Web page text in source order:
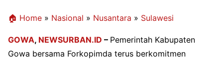
🏠 Home » Nasional » Nusantara » Sulawesi
GOWA, NEWSURBAN.ID – Pemerintah Kabupaten
Gowa bersama Forkopimda terus berkomitmen